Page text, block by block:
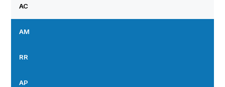
AC
AM
RR
AP